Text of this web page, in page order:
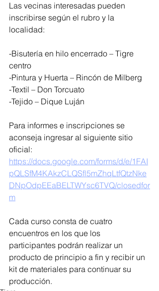
Las vecinas interesadas pueden
inscribirse según el rubro y la
localidad:
-Bisutería en hilo encerrado – Tigre
centro
-Pintura y Huerta – Rincón de Milberg
-Textil – Don Torcuato
-Tejido – Dique Luján
Para informes e inscripciones se
aconseja ingresar al siguiente sitio
oficial:
https://docs.google.com/forms/d/e/1FAI
pQLSfM4KAkzCLQSfl5mZhqLtfQtzNke
DNpOdpEEaBELTWYsc6TVQ/closedfor
m
Cada curso consta de cuatro
encuentros en los que los
participantes podrán realizar un
producto de principio a fin y recibir un
kit de materiales para continuar su
producción.